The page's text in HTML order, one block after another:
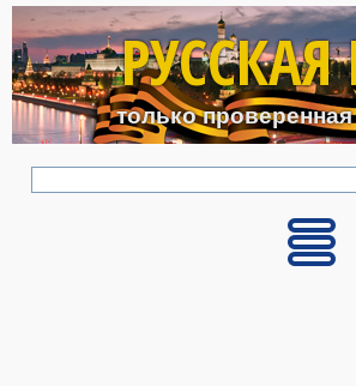
РУССКАЯ
только